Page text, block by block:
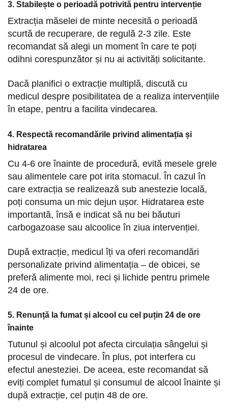
3. Stabilește o perioadă potrivită pentru intervenție
Extracția măselei de minte necesită o perioadă
scurtă de recuperare, de regulă 2-3 zile. Este
recomandat să alegi un moment în care te poți
odihni corespunzător și nu ai activități solicitante.
Dacă planifici o extracție multiplă, discută cu
medicul despre posibilitatea de a realiza intervențiile
în etape, pentru a facilita vindecarea.
4. Respectă recomandările privind alimentația și
hidratarea
Cu 4-6 ore înainte de procedură, evită mesele grele
sau alimentele care pot irita stomacul. În cazul în
care extracția se realizează sub anestezie locală,
poți consuma un mic dejun ușor. Hidratarea este
importantă, însă e indicat să nu bei băuturi
carbogazoase sau alcoolice în ziua intervenției.
După extracție, medicul îți va oferi recomandări
personalizate privind alimentația – de obicei, se
preferă alimente moi, reci și lichide pentru primele
24 de ore.
5. Renunță la fumat și alcool cu cel puțin 24 de ore
înainte
Tutunul și alcoolul pot afecta circulația sângelui și
procesul de vindecare. În plus, pot interfera cu
efectul anesteziei. De aceea, este recomandat să
eviți complet fumatul și consumul de alcool înainte și
după extracție, cel puțin 48 de ore.